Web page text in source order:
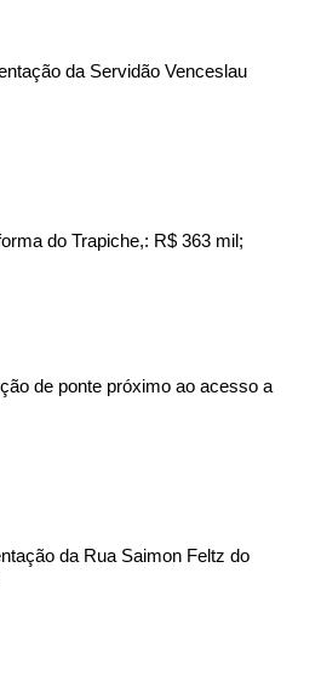
da Servidão Venceslau
do Trapiche,: R$ 363 mil;
de ponte próximo ao acesso a
da Rua Saimon Feltz do